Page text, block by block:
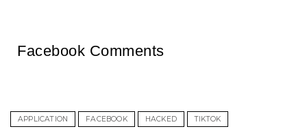
Facebook Comments
APPLICATION FACEBOOK HACKED TIKTOK